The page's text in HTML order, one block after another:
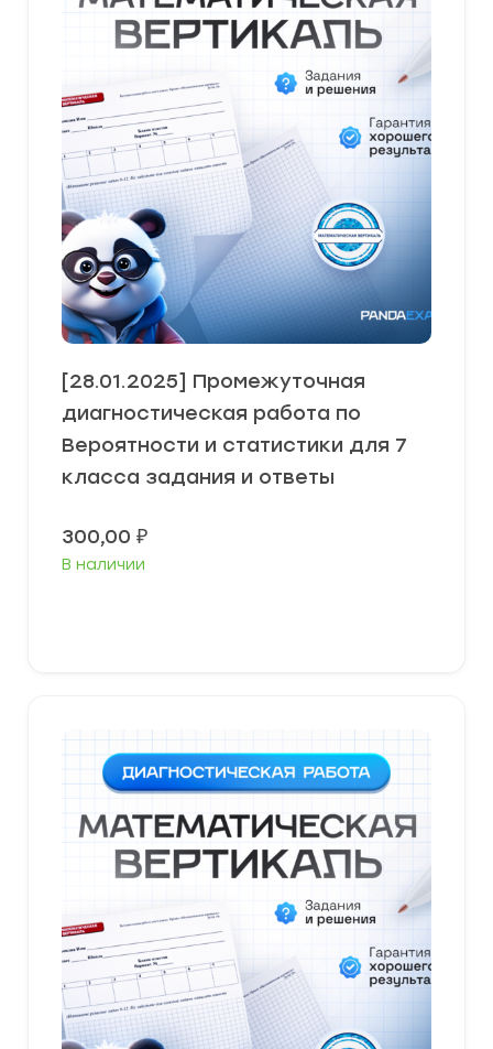
[28.01.2025] Промежуточная
диагностическая работа по
Вероятности и статистики для 7
класса задания и ответы
300,00 ₽
В наличии